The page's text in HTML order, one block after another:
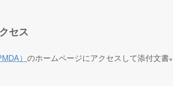
セス
） のホームページにアクセスして添付文書※